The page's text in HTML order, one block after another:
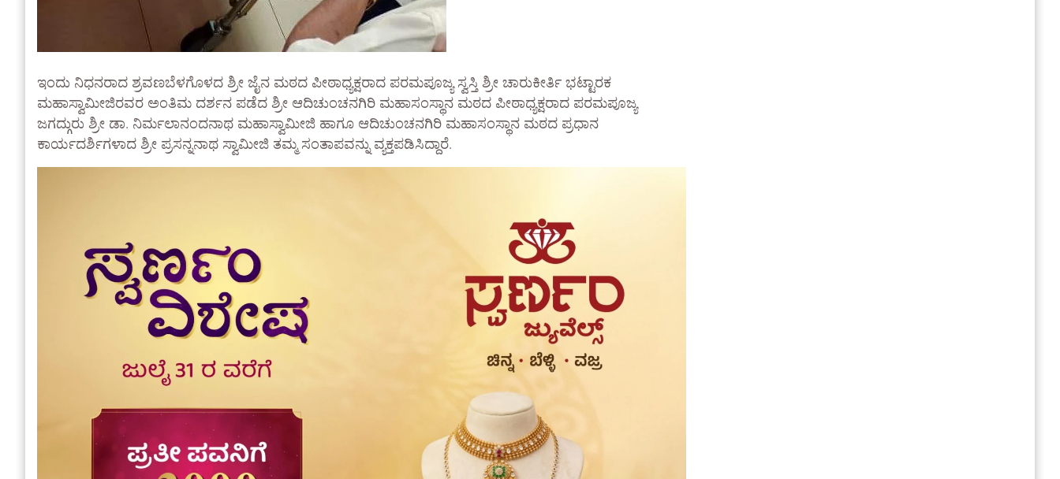
ಇಂದು ನಿಧನರಾದ ಶ್ರವಣಬೆಳಗೊಳದ ಶ್ರೀ ಜೈನ ಮಠದ ಪೀಠಾಧ್ಯಕ್ಷರಾದ ಪರಮಪೂಜ್ಯ ಸ್ವಸ್ತಿ ಶ್ರೀ ಚಾರುಕೀರ್ತಿ ಭಟ್ಟಾರಕ
ಮಹಾಸ್ವಾಮೀಜಿರವರ ಅಂತಿಮ ದರ್ಶನ ಪಡೆದ ಶ್ರೀ ಆದಿಚುಂಚನಗಿರಿ ಮಹಾಸಂಸ್ಥಾನ ಮಠದ ಪೀಠಾಧ್ಯಕ್ಷರಾದ ಪರಮಪೂಜ್ಯ
ಜಗದ್ಗುರು ಶ್ರೀ ಡಾ. ನಿರ್ಮಲಾನಂದನಾಥ ಮಹಾಸ್ವಾಮೀಜಿ ಹಾಗೂ ಆದಿಚುಂಚನಗಿರಿ ಮಹಾಸಂಸ್ಥಾನ ಮಠದ ಪ್ರಧಾನ
ಕಾರ್ಯದರ್ಶಿಗಳಾದ ಶ್ರೀ ಪ್ರಸನ್ನನಾಥ ಸ್ವಾಮೀಜಿ ತಮ್ಮ ಸಂತಾಪವನ್ನು ವ್ಯಕ್ತಪಡಿಸಿದ್ದಾರೆ.